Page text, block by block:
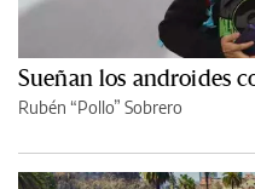
Sueñan los androides
Rubén “Pollo” Sobrero